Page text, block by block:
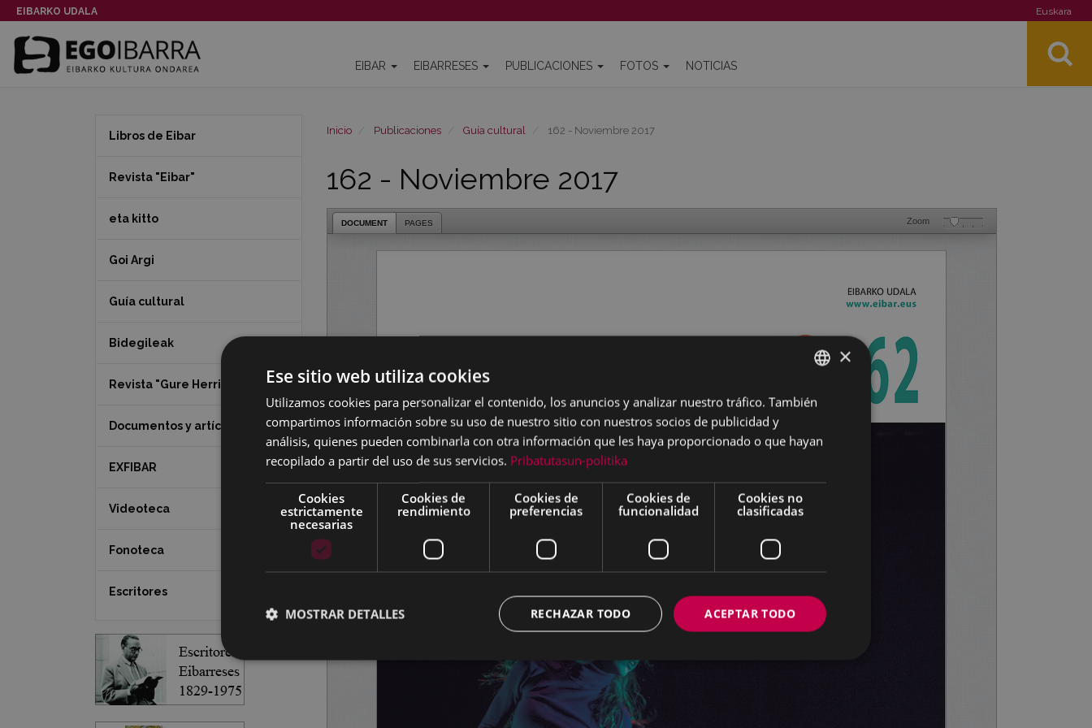
EIBARKO UDALA Euskara
EIBAR EIBARRESES PUBLICACIONES FOTOS NOTICIAS
Inicio Publicaciones Guía cultural 162 - Noviembre 2017
162 - Noviembre 2017
DOCUMENT PAGES Zoom
Libros de Eibar
Revista "Eibar"
eta kitto
Goi Argi
Guía cultural
Bidegileak
Revista "Gure Herria"
Documentos y artículos
EXFIBAR
Videoteca
Fonoteca
Escritores
BASQUE
×
Ese sitio web utiliza cookies
Utilizamos cookies para personalizar el contenido, los anuncios y analizar nuestro tráfico. También
compartimos información sobre su uso de nuestro sitio con nuestros socios de publicidad y
análisis, quienes pueden combinarla con otra información que les haya proporcionado o que hayan
recopilado a partir del uso de sus servicios. Pribatutasun-politika
Cookies
estrictamente
necesarias
Cookies de
rendimiento
Cookies de
preferencias
Cookies de
funcionalidad
Cookies no
clasificadas
ACEPTAR TODO
RECHAZAR TODO
MOSTRAR DETALLES